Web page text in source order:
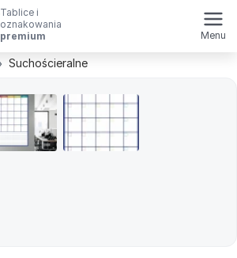
Tablice i
oznakowania
premium
Menu
Suchościeralne